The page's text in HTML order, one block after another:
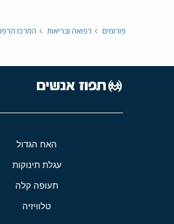
פורומים רפואה ובריאות המרכז
האח הגדול
עגלת תינוקות
תעופה קלה
טלוויזיה